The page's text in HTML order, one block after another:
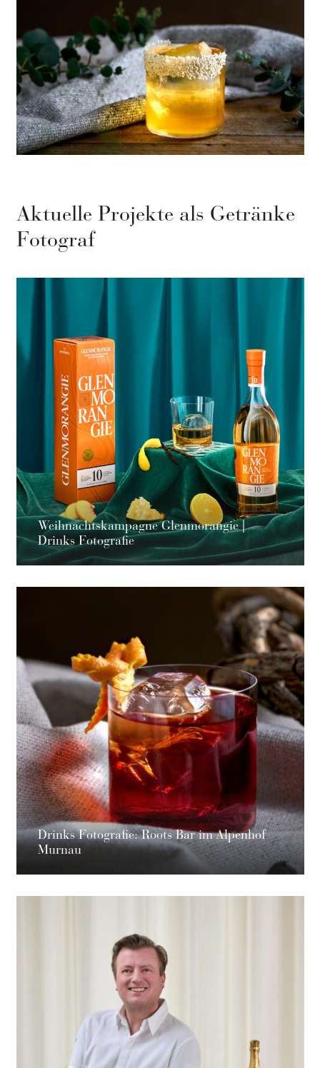
Aktuelle Projekte als Getränke
Fotograf
Weihnachtskampagne Glenmorangie |
Drinks Fotografie
Drinks Fotografie: Roots Bar im Alpenhof
Murnau